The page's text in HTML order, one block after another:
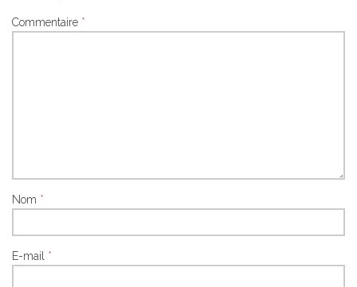
Commentaire *
Nom *
E-mail *